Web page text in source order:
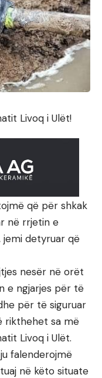
Livoq i Ulët!
që për shkak
në rrjetin e
jemi detyruar që
nesër në orët
e ngjarjes për të
për të siguruar
rikthehet sa më
Livoq i Ulët.
falenderojmë
në këto situate